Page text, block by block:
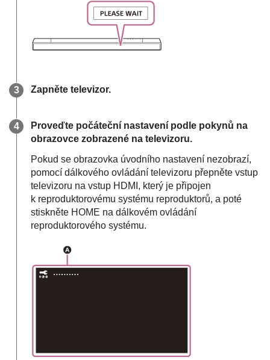
Zapněte televizor.
Proveďte počáteční nastavení podle pokynů na
obrazovce zobrazené na televizoru.
Pokud se obrazovka úvodního nastavení nezobrazí,
pomocí dálkového ovládání televizoru přepněte vstup
televizoru na vstup HDMI, který je připojen
k reproduktorovému systému reproduktorů, a poté
stiskněte HOME na dálkovém ovládání
reproduktorového systému.